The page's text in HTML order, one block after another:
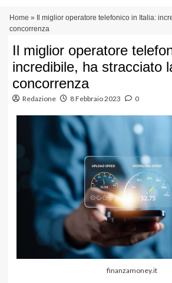
principale
Home »
Il miglior operatore telefonico in Italia:
concorrenza
Il miglior operatore
incredibile, ha stracciato
concorrenza
Redazione 8 Febbraio 2023 0
finanzamoney.it